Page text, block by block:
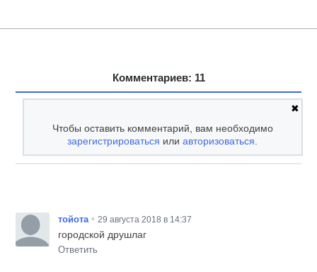
Комментариев: 11
✖
Чтобы оставить комментарий, вам необходимо
зарегистрироваться илиавторизоваться
тойота • 29 августа 2018 в 14:37
городской друшлаг
Ответить